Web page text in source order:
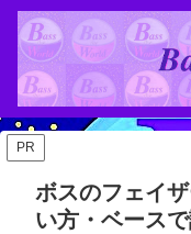
PR
ボスのフェイ
い方・ベース